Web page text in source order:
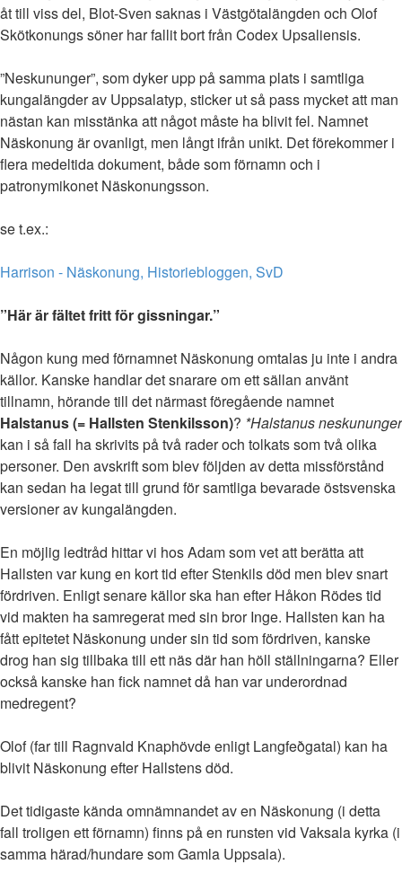
åt till viss del, Blot-Sven saknas i Västgötalängden och Olof
Skötkonungs söner har fallit bort från Codex Upsaliensis.
”Neskununger”, som dyker upp på samma plats i samtliga
kungalängder av Uppsalatyp, sticker ut så pass mycket att man
nästan kan misstänka att något måste ha blivit fel. Namnet
Näskonung är ovanligt, men långt ifrån unikt. Det förekommer i
flera medeltida dokument, både som förnamn och i
patronymikonet Näskonungsson.
se t.ex.:
Harrison - Näskonung, Historiebloggen, SvD
”Här är fältet fritt för gissningar.”
Någon kung med förnamnet Näskonung omtalas ju inte i andra
källor. Kanske handlar det snarare om ett sällan använt
tillnamn, hörande till det närmast föregående namnet
Halstanus (= Hallsten Stenkilsson)? *Halstanus neskununger
kan i så fall ha skrivits på två rader och tolkats som två olika
personer. Den avskrift som blev följden av detta missförstånd
kan sedan ha legat till grund för samtliga bevarade östsvenska
versioner av kungalängden.
En möjlig ledtråd hittar vi hos Adam som vet att berätta att
Hallsten var kung en kort tid efter Stenkils död men blev snart
fördriven. Enligt senare källor ska han efter Håkon Rödes tid
vid makten ha samregerat med sin bror Inge. Hallsten kan ha
fått epitetet Näskonung under sin tid som fördriven, kanske
drog han sig tillbaka till ett näs där han höll ställningarna? Eller
också kanske han fick namnet då han var underordnad
medregent?
Olof (far till Ragnvald Knaphövde enligt Langfeðgatal) kan ha
blivit Näskonung efter Hallstens död.
Det tidigaste kända omnämnandet av en Näskonung (i detta
fall troligen ett förnamn) finns på en runsten vid Vaksala kyrka (i
samma härad/hundare som Gamla Uppsala).